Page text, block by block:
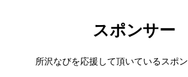
スポンサー
所沢なびを応援して頂いているスポ